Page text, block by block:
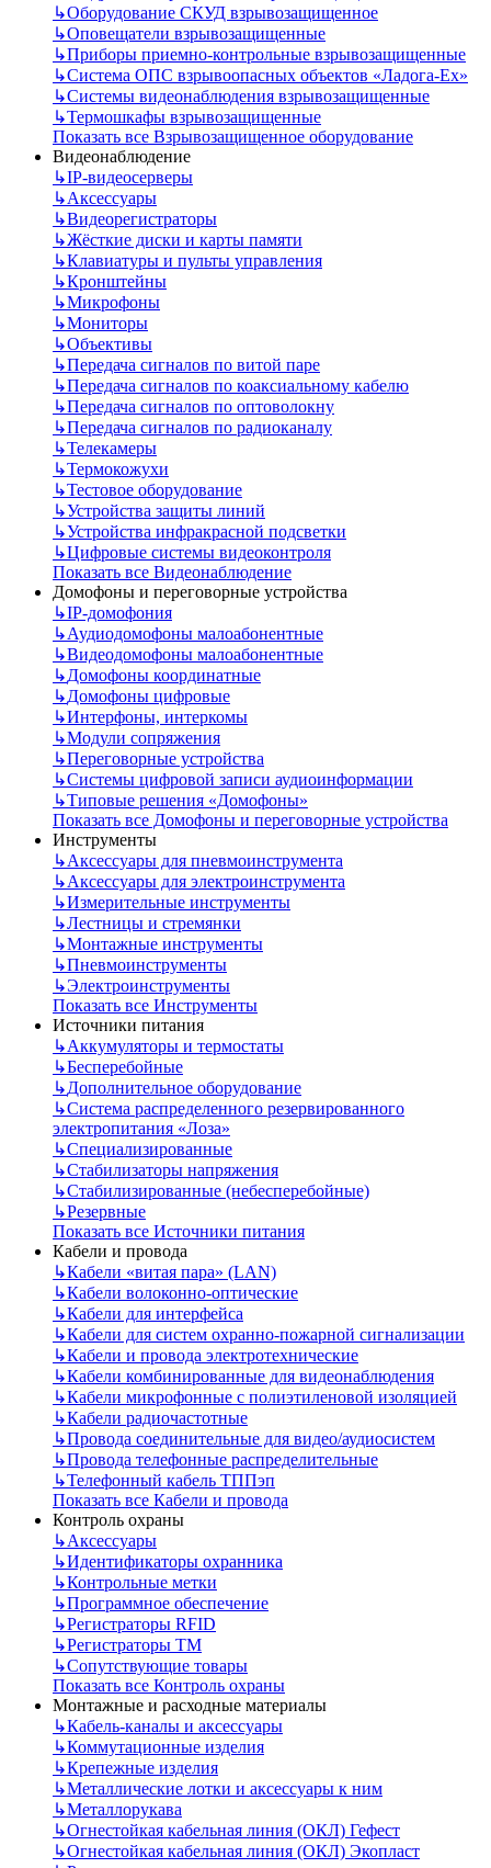
↳Оборудование СКУД взрывозащищенное
↳Оповещатели взрывозащищенные
↳Приборы приемно-контрольные взрывозащищенные
↳Система ОПС взрывоопасных объектов «Ладога-Ex»
↳Системы видеонаблюдения взрывозащищенные
↳Термошкафы взрывозащищенные
Показать все Взрывозащищенное оборудование
Видеонаблюдение
↳IP-видеосерверы
↳Аксессуары
↳Видеорегистраторы
↳Жёсткие диски и карты памяти
↳Клавиатуры и пульты управления
↳Кронштейны
↳Микрофоны
↳Мониторы
↳Объективы
↳Передача сигналов по витой паре
↳Передача сигналов по коаксиальному кабелю
↳Передача сигналов по оптоволокну
↳Передача сигналов по радиоканалу
↳Телекамеры
↳Термокожухи
↳Тестовое оборудование
↳Устройства защиты линий
↳Устройства инфракрасной подсветки
↳Цифровые системы видеоконтроля
Показать все Видеонаблюдение
Домофоны и переговорные устройства
↳IP-домофония
↳Аудиодомофоны малоабонентные
↳Видеодомофоны малоабонентные
↳Домофоны координатные
↳Домофоны цифровые
↳Интерфоны, интеркомы
↳Модули сопряжения
↳Переговорные устройства
↳Системы цифровой записи аудиоинформации
↳Типовые решения «Домофоны»
Показать все Домофоны и переговорные устройства
Инструменты
↳Аксессуары для пневмоинструмента
↳Аксессуары для электроинструмента
↳Измерительные инструменты
↳Лестницы и стремянки
↳Монтажные инструменты
↳Пневмоинструменты
↳Электроинструменты
Показать все Инструменты
Источники питания
↳Аккумуляторы и термостаты
↳Бесперебойные
↳Дополнительное оборудование
↳Система распределенного резервированного
электропитания «Лоза»
↳Специализированные
↳Стабилизаторы напряжения
↳Стабилизированные (небесперебойные)
↳Резервные
Показать все Источники питания
Кабели и провода
↳Кабели «витая пара» (LAN)
↳Кабели волоконно-оптические
↳Кабели для интерфейса
↳Кабели для систем охранно-пожарной сигнализации
↳Кабели и провода электротехнические
↳Кабели комбинированные для видеонаблюдения
↳Кабели микрофонные с полиэтиленовой изоляцией
↳Кабели радиочастотные
↳Провода соединительные для видео/аудиосистем
↳Провода телефонные распределительные
↳Телефонный кабель ТППэп
Показать все Кабели и провода
Контроль охраны
↳Аксессуары
↳Идентификаторы охранника
↳Контрольные метки
↳Программное обеспечение
↳Регистраторы RFID
↳Регистраторы ТМ
↳Сопутствующие товары
Показать все Контроль охраны
Монтажные и расходные материалы
↳Кабель-каналы и аксессуары
↳Коммутационные изделия
↳Крепежные изделия
↳Металлические лотки и аксессуары к ним
↳Металлорукава
↳Огнестойкая кабельная линия (ОКЛ) Гефест
↳Огнестойкая кабельная линия (ОКЛ) Экопласт